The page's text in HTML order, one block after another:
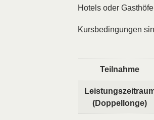
Hotels oder
Kursbedingungen
Teilnahme
(Doppellonge)